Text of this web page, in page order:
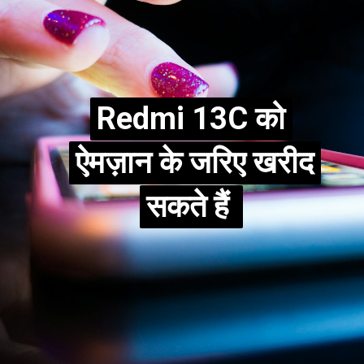
Redmi 13C को
ऐमज़ान के जरिए खरीद
सकते हैं
Redmi 13C को
ऐमज़ान के जरिए खरीद
सकते हैं